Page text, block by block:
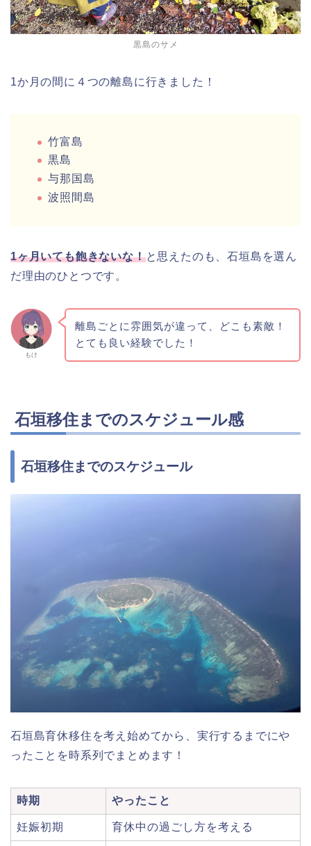
黒島のサメ
1か月の間に４つの離島に行きました！
竹富島
黒島
与那国島
波照間島
1ヶ月いても飽きないな！と思えたのも、石垣島を選ん
だ理由のひとつです。
もけ
離島ごとに雰囲気が違って、どこも素敵！
とても良い経験でした！
石垣移住までのスケジュール感
石垣移住までのスケジュール
石垣島育休移住を考え始めてから、実行するまでにや
ったことを時系列でまとめます！
時期 やったこと
妊娠初期 育休中の過ごし方を考える